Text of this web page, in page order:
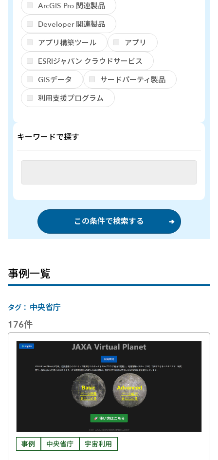
ArcGIS Pro 関連製品
Developer 関連製品
アプリ構築ツール
アプリ
ESRIジャパン クラウドサービス
GISデータ
サードパーティ製品
利用支援プログラム
キーワードで探す
この条件で検索する
事例一覧
中央省庁
176件
事例 中央省庁 宇宙利用